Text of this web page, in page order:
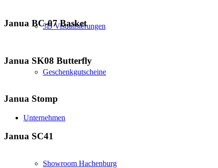
3D Visualisierungen
Geschenkgutscheine
Unternehmen
Showroom Hachenburg
Janua BC-07 Basket
Janua SK08 Butterfly
Janua Stomp
Janua SC41